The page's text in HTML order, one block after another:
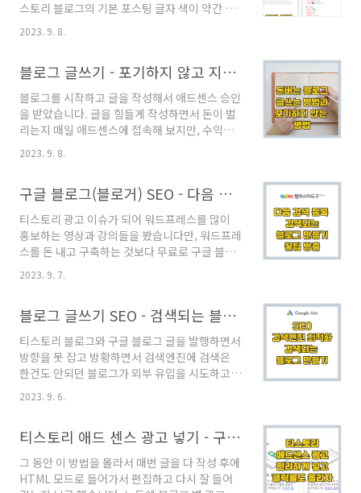
스토리 블로그의 기본 포스팅 글자 색이 약간 회
색이어서 가독성이 떨어집니다. 또 다른 하나는
제목이 너무 밋밋합니다. 그래서, 이 두 가지를 꾸
관리자 모드에서 HTML/CSS 편집하기 2. 티스
토리 블로그 CSS 편집하기 3. 본문 글자 색 검정
색으로 변경하고 크기 변경하기 4. 티스토리 블로
그 본문 제목(h2, h3) 이쁘게 만들기 1. 티스토리
블로그 관리자 모드에서 HTML/CSS 편집하기
티스토리 블로그의 관리자 모드로 가면 "스킨 편
을 제공합니다. 관리자 모드에서 좌측에 있는 "꾸
미기" > "스킨 편..
2023. 9. 8.
블로그 글쓰기 - 포기하지 않고 지속적으로 돈 버는 글쓰기 방법
블로그를 시작하고 글을 작성해서 애드센스 승인
을 받았습니다. 글을 힘들게 작성하면서 돈이 벌
리는지 매일 애드센스에 접속해 보지만, 수익은
잘 나지 않습니다. 이런 현상의 핵심적인 문제는
글 쓰는 방법과 그 쓰는 과정에 대한 고찰과 수정
습니다. 목차블로그로 돈 벌기 위한 핵심 요소블
로그로 돈 버는 글 쓰는 단계그 외 블로그 플랫폼
정리블로그로 돈 벌기 위한 핵심 요소구글 블로
그, 티스토리 블로그, 워드 프레스 등의 블로그를
시작하고 블로그를 통하여 수익을 창출하는 방법
은 크게 두 가지로 나눌 수 있습니다.첫 번째는 구
해 광고 수익을 얻는 것이며,두 번째는 제품 또는
서비스를 판매하는 글을 통해 수익을 창출하는
것..
2023. 9. 8.
구글 블로그(블로거) SEO - 다음 웹마스터 도구에 등록하기 - 꿀팁 방출
티스토리 광고 이슈가 되어 워드프레스를 많이
홍보하는 영상과 강의들을 봤습니다만, 워드프레
스를 돈 내고 구축하는 것보다 무료로 구글 블로
그를 운영하는 것이 훨씬 쉽고 좋습니다. 구글 블
로그를 다음 검색에서 잘 노출되도록 하는 방법
하세요. 목차 다음 검색 소개 다음 웹마스터도구
소개 구글 블로그를 다음 웹마스터도구에 등록하
기 1 - PIN 코드 발급 구글 블로그를 다음 웹마스
터도구에 등록하기 2 - 구글 블로그 robots.txt
변경 구글 블로그를 다음 웹마스터도구에 등록하
기 2 - 구글 블로그 robots.txt 인증 구글 블로그
기 구글 블로그를 다음 웹마스터도구에 등록하기
2 - 드디어 수집요청 다음 웹마스터 ..
2023. 9. 7.
블로그 글쓰기 SEO - 검색되는 블로그 만들기 [외부유입의 중요성과 사이트 백링크 점수]
티스토리 블로그와 구글 블로그 글을 발행하면서
방향을 못 잡고 방황하면서 검색엔진에 검색은
한건도 안되던 블로그가 외부 유입을 시도하고
나서 검색엔진에 노출이 되고 있습니다. 글의 내
용은 물론 중요하겠지만, 외부유입 없이는 성장
설명드립니다. 목차검색엔진최적화(SEO)에 있
어서 외부유입의 중요성외부유입과 백링크외부
유입과 SEO그 외 블로그 글 쓸때 중요한 것검색
엔진최적화(SEO)에 있어서 외부유입의 중요성
2023. 9. 6.
티스토리 애드 센스 광고 넣기 - 구글 애드센스 광고 가장 쉽고 빠르게 넣는 방법 (광고 클릭율 높이는 법 포함)
그 동안 이 방법을 몰라서 매번 글을 다 작성 후에
HTML 모드로 들어가서 편집하고 다시 잘 들어